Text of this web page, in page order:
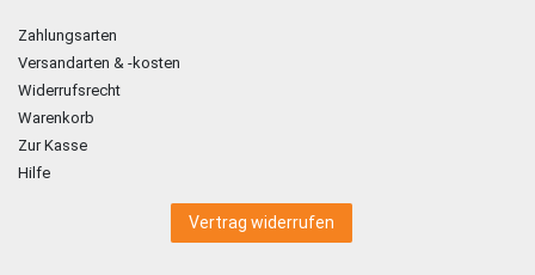
Zahlungsarten
Versandarten & -kosten
Widerrufsrecht
Warenkorb
Zur Kasse
Hilfe
Vertrag widerrufen